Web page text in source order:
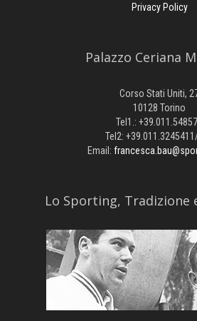
Privacy Policy
Palazzo Ceriana
Corso Stati Uniti,
10128 Torino
Tel1.:
Tel2:
Email:
​Lo Sporting, Tradizione